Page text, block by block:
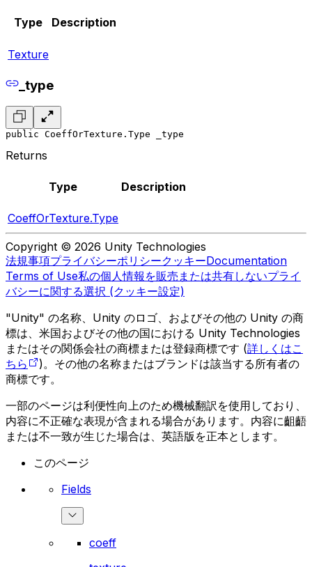
Type Description
Texture
_type
public CoeffOrTexture.Type _type
Returns
Type Description
CoeffOrTexture.Type
Copyright © 2026 Unity Technologies
法規事項プライバシーポリシークッキーDocumentation
Terms of Use私の個人情報を販売または共有しないプライ
バシーに関する選択 (クッキー設定)
"Unity" の名称、Unity のロゴ、およびその他の Unity の商
標は、米国およびその他の国における Unity Technologies
またはその関係会社の商標または登録商標です (詳しくはこ
ちら
)。その他の名称またはブランドは該当する所有者の
商標です。
一部のページは利便性向上のため機械翻訳を使用しており、
内容に不正確な表現が含まれる場合があります。内容に齟齬
または不一致が生じた場合は、英語版を正本とします。
このページ
Fields
coeff